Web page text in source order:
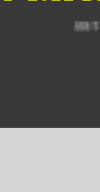
基隆市 中正、信